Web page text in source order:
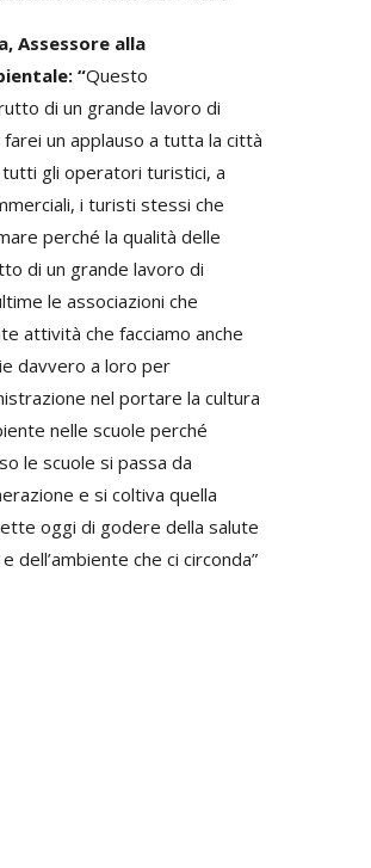
Assessore alla
“Questo
di un grande lavoro di
un applauso a tutta la città
gli operatori turistici, a
i turisti stessi che
perché la qualità delle
di un grande lavoro di
le associazioni che
attività che facciamo anche
davvero a loro per
nel portare la cultura
nelle scuole perché
le scuole si passa da
e si coltiva quella
oggi di godere della salute
dell’ambiente che ci circonda”